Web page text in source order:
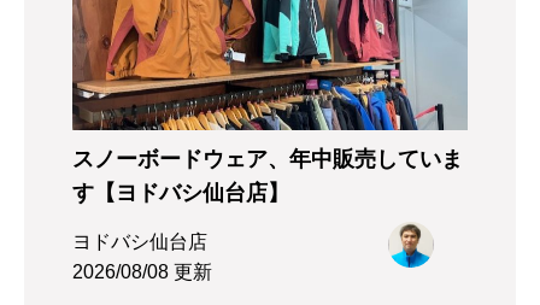
スノーボードウェア、年中販売していま
す【ヨドバシ仙台店】
ヨドバシ仙台店
2026/08/08 更新